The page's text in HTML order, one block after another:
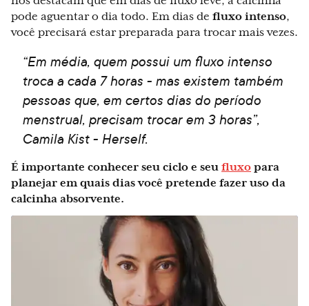
pode aguentar o dia todo. Em dias de fluxo intenso,
você precisará estar preparada para trocar mais vezes.
“Em média, quem possui um fluxo intenso
troca a cada 7 horas - mas existem também
pessoas que, em certos dias do período
menstrual, precisam trocar em 3 horas”,
Camila Kist - Herself.
É importante conhecer seu ciclo e seu fluxo para
planejar em quais dias você pretende fazer uso da
calcinha absorvente.